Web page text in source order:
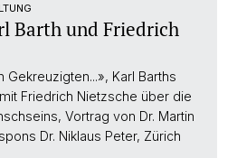
Barth und Friedrich
Karl Barths
Friedrich Nietzsche über die
Vortrag von Dr. Martin
Dr. Niklaus Peter, Zürich